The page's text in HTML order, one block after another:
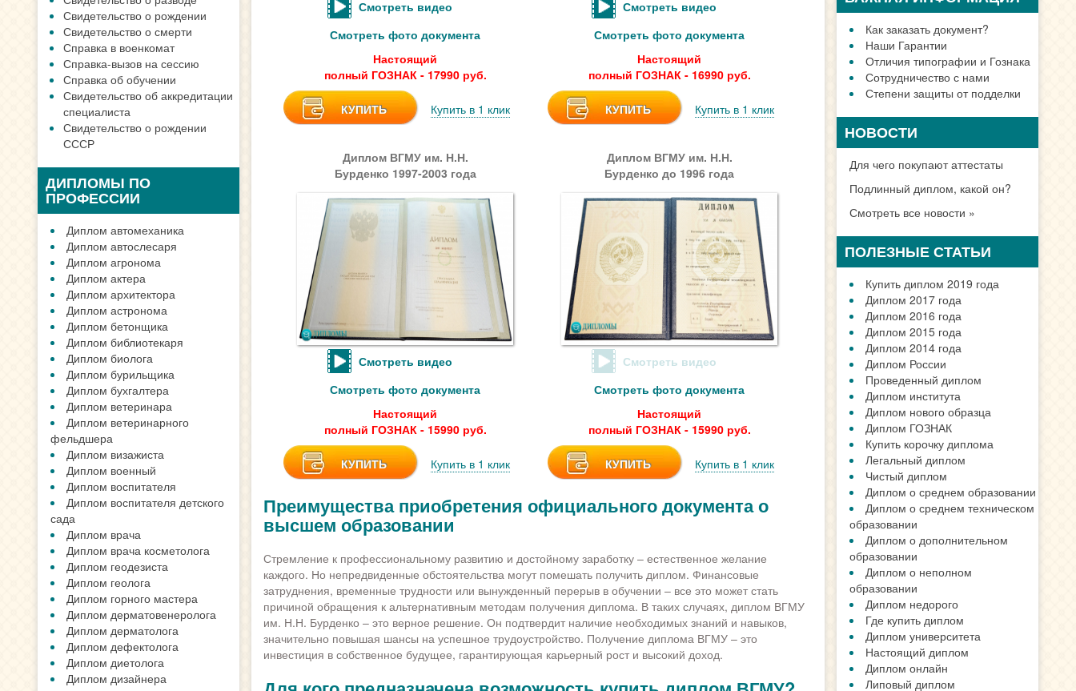
Свидетельство о рождении
Свидетельство о смерти
Справка в военкомат
Справка-вызов на сессию
Справка об обучении
Свидетельство об аккредитации
специалиста
Свидетельство о рождении
СССР
ДИПЛОМЫ ПО
ПРОФЕССИИ
Диплом автомеханика
Диплом автослесаря
Диплом агронома
Диплом актера
Диплом архитектора
Диплом астронома
Диплом бетонщика
Диплом библиотекаря
Диплом биолога
Диплом бурильщика
Диплом бухгалтера
Диплом ветеринара
Диплом ветеринарного
фельдшера
Диплом визажиста
Диплом военный
Диплом воспитателя
Диплом воспитателя детского
сада
Диплом врача
Диплом врача косметолога
Диплом геодезиста
Диплом геолога
Диплом горного мастера
Диплом дерматовенеролога
Диплом дерматолога
Диплом дефектолога
Диплом диетолога
Диплом дизайнера
Смотреть видео
Смотреть фото документа
Настоящий
полный ГОЗНАК - 17990 руб.
КУПИТЬ Купить в 1 клик
Смотреть видео
Смотреть фото документа
Настоящий
полный ГОЗНАК - 16990 руб.
КУПИТЬ Купить в 1 клик
Диплом ВГМУ им. Н.Н.
Бурденко 1997-2003 года
Смотреть видео
Смотреть фото документа
Настоящий
полный ГОЗНАК - 15990 руб.
КУПИТЬ Купить в 1 клик
Диплом ВГМУ им. Н.Н.
Бурденко до 1996 года
Смотреть видео
Смотреть фото документа
Настоящий
полный ГОЗНАК - 15990 руб.
КУПИТЬ Купить в 1 клик
Преимущества приобретения официального документа о
высшем образовании
Стремление к профессиональному развитию и достойному заработку – естественное желание
каждого. Но непредвиденные обстоятельства могут помешать получить диплом. Финансовые
затруднения, временные трудности или вынужденный перерыв в обучении – все это может стать
причиной обращения к альтернативным методам получения диплома. В таких случаях, диплом ВГМУ
им. Н.Н. Бурденко – это верное решение. Он подтвердит наличие необходимых знаний и навыков,
значительно повышая шансы на успешное трудоустройство. Получение диплома ВГМУ – это
инвестиция в собственное будущее, гарантирующая карьерный рост и высокий доход.
ДИПЛОМ В ГОРОДЕ
Москве
Санкт-Петербург
Новосибирске
Екатеринбурге
Нижний Новгород
Казани
Омске
Самаре
Ростове
Уфе
Красноярске
Перми
Воронеже
Волгограде
Все города
ДИПЛОМ В ВАШЕМ
ГОРОДЕ
ВАЖНАЯ ИНФОРМАЦИЯ
Как заказать документ?
Наши Гарантии
Отличия типографии и Гознака
Сотрудничество с нами
Степени защиты от подделки
НОВОСТИ
Для чего покупают аттестаты
Подлинный диплом, какой он?
Смотреть все новости »